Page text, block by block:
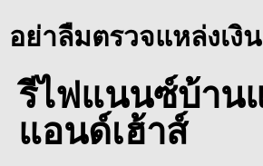
อย่าลืมตรวจแหล่งเงิ
รีไฟแนนซ์บ้าน
แอนด์เฮ้าส์